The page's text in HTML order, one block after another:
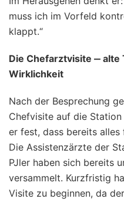
muss ich im Vorfeld
klappt.“
Die Chefarztvisite ‒
Wirklichkeit
Nach der Besprechung
Chefvisite auf die
er fest, dass bereits
Die Assistenzärzte der
PJler haben sich bereits
versammelt. Kurzfristig
Visite zu beginnen, da